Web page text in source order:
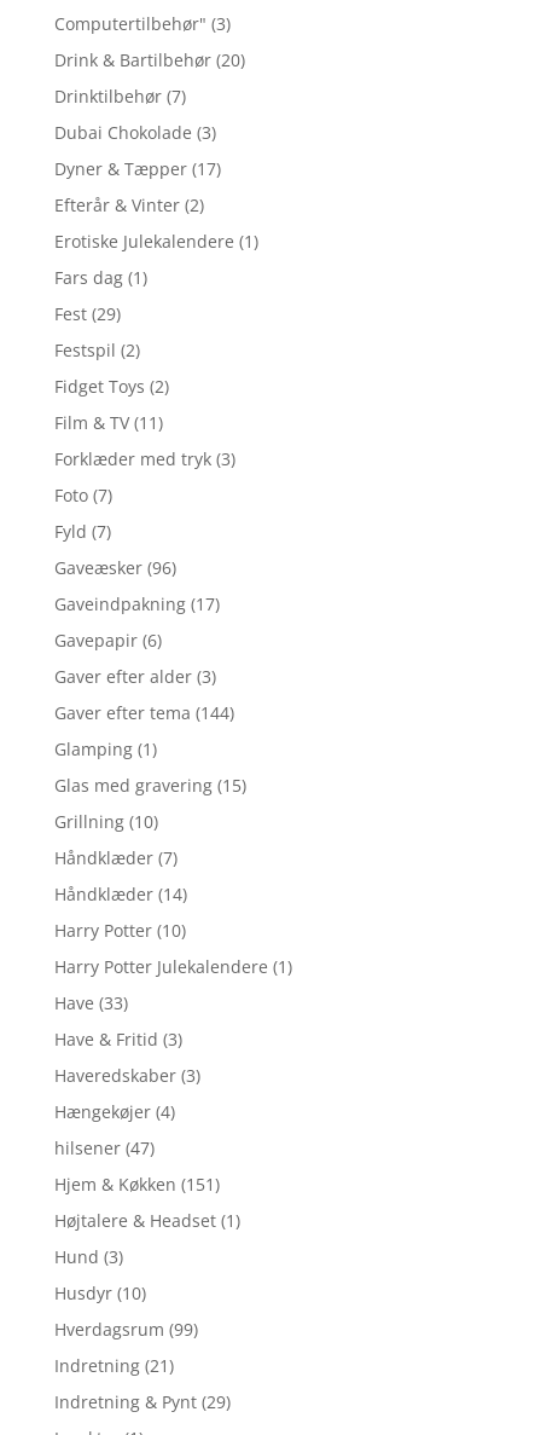
Computertilbehør" (3)
Drink & Bartilbehør (20)
Drinktilbehør (7)
Dubai Chokolade (3)
Dyner & Tæpper (17)
Efterår & Vinter (2)
Erotiske Julekalendere (1)
Fars dag (1)
Fest (29)
Festspil (2)
Fidget Toys (2)
Film & TV (11)
Forklæder med tryk (3)
Foto (7)
Fyld (7)
Gaveæsker (96)
Gaveindpakning (17)
Gavepapir (6)
Gaver efter alder (3)
Gaver efter tema (144)
Glamping (1)
Glas med gravering (15)
Grillning (10)
Håndklæder (7)
Håndklæder (14)
Harry Potter (10)
Harry Potter Julekalendere (1)
Have (33)
Have & Fritid (3)
Haveredskaber (3)
Hængekøjer (4)
hilsener (47)
Hjem & Køkken (151)
Højtalere & Headset (1)
Hund (3)
Husdyr (10)
Hverdagsrum (99)
Indretning (21)
Indretning & Pynt (29)